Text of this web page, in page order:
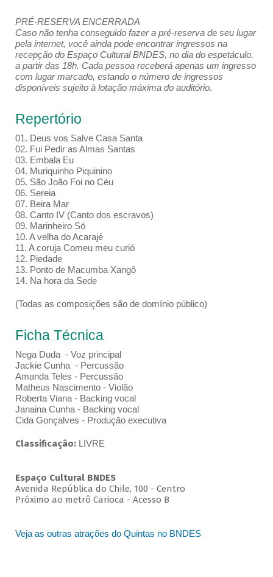
PRÉ-RESERVA ENCERRADA
Caso não tenha conseguido fazer a pré-reserva de seu lugar
pela internet, você ainda pode encontrar ingressos na
recepção do Espaço Cultural BNDES, no dia do espetáculo,
a partir das 18h. Cada pessoa receberá apenas um ingresso
com lugar marcado, estando o número de ingressos
disponíveis sujeito à lotação máxima do auditório.
Repertório
01. Deus vos Salve Casa Santa
02. Fui Pedir as Almas Santas
03. Embala Eu
04. Muriquinho Piquinino
05. São João Foi no Céu
06. Sereia
07. Beira Mar
08. Canto IV (Canto dos escravos)
09. Marinheiro Só
10. A velha do Acarajé
11. A coruja Comeu meu curió
12. Piedade
13. Ponto de Macumba Xangô
14. Na hora da Sede
(Todas as composições são de domínio público)
Ficha Técnica
Nega Duda - Voz principal
Jackie Cunha - Percussão
Amanda Teles - Percussão
Matheus Nascimento - Violão
Roberta Viana - Backing vocal
Janaina Cunha - Backing vocal
Cida Gonçalves - Produção executiva
Classificação: LIVRE
Espaço Cultural BNDES
Avenida República do Chile, 100 - Centro
Próximo ao metrô Carioca - Acesso B
Veja as outras atrações do Quintas no BNDES